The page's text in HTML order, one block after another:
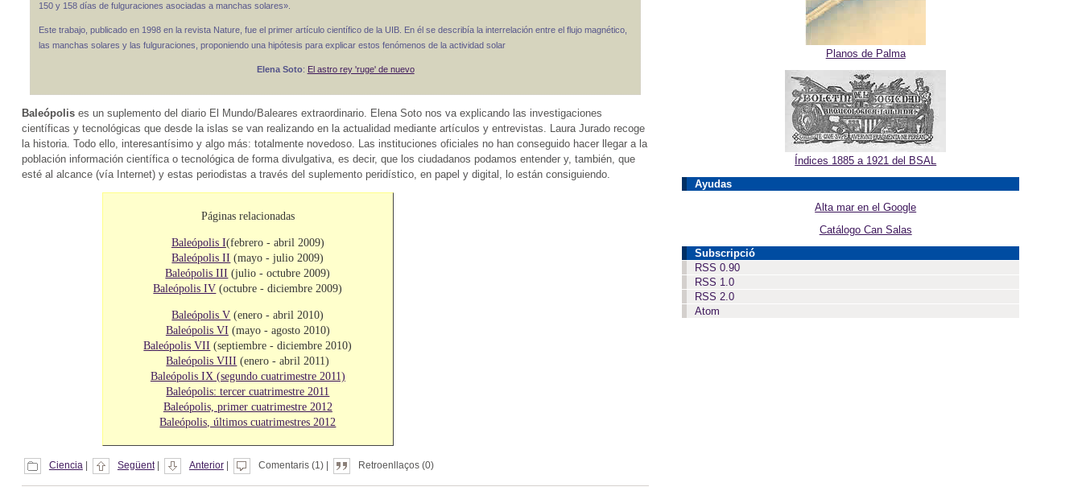
150 y 158 días de fulguraciones asociadas a manchas solares».
Este trabajo, publicado en 1998 en la revista Nature, fue el primer artículo científico de la UIB. En él se describía la interrelación entre el flujo magnético,
las manchas solares y las fulguraciones, proponiendo una hipótesis para explicar estos fenómenos de la actividad solar
Elena Soto: El astro rey 'ruge' de nuevo
Baleópolises un suplemento del diario El Mundo/Baleares extraordinario. Elena Soto nos va explicando las investigaciones
científicas y tecnológicas que desde la islas se van realizando en la actualidad mediante artículos y entrevistas. Laura Jurado recoge
la historia. Todo ello, interesantísimo y algo más: totalmente novedoso. Las instituciones oficiales no han conseguido hacer llegar a la
población información científica o tecnológica de forma divulgativa, es decir, que los ciudadanos podamos entender y, también, que
esté al alcance (vía Internet) y estas periodistas a través del suplemento peridístico, en papel y digital, lo están consiguiendo.
Páginas relacionadas
Baleópolis I(febrero - abril 2009)
Baleópolis II (mayo - julio 2009)
Baleópolis III (julio - octubre 2009)
Baleópolis IV (octubre - diciembre 2009)
Baleópolis V (enero - abril 2010)
Baleópolis VI (mayo - agosto 2010)
Baleópolis VII (septiembre - diciembre 2010)
Baleópolis VIII (enero - abril 2011)
Baleópolis IX (segundo cuatrimestre 2011)
Baleópolis: tercer cuatrimestre 2011
Baleópolis, primer cuatrimestre 2012
Baleópolis, últimos cuatrimestres 2012
Ciencia | Següent| Anterior| Comentaris (1) | Retroenllaços (0)
Planos de Palma
Índices 1885 a 1921 del BSAL
Ayudas
Alta mar en el Google
Catálogo Can Salas
Subscripció
RSS 0.90
RSS 1.0
RSS 2.0
Atom